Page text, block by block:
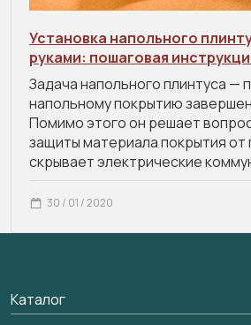
Установка напольного
руками: пошаговая
Задача напольного плинтуса —
напольному покрытию
Помимо этого он решает
защиты материала покрытия
скрывает электрические
30 / 01 / 2020
Каталог